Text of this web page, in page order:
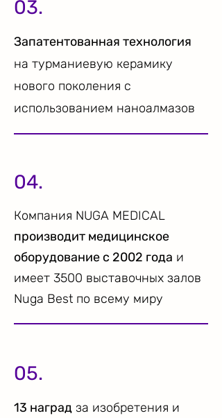
03.
Запатентованная технология
на турманиевую керамику
нового поколения с
использованием наноалмазов
04.
Компания NUGA MEDICAL
производит медицинское
оборудование с 2002 года и
имеет 3500 выставочных залов
Nuga Best по всему миру
05.
13 наград за изобретения и